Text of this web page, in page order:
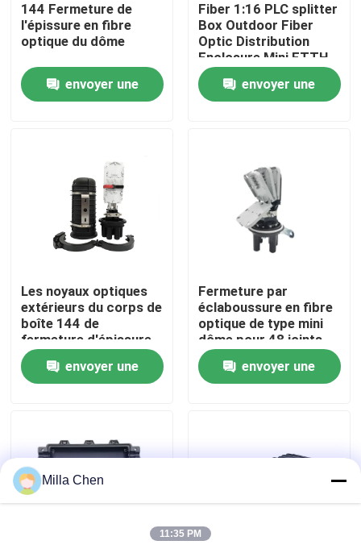
Maison
Au sujet de nous
Visite d'usine
Contrôle de qualité
Contactez-nous
Nouvelles
Demandez une citation
Box en fibre optique Résiliation
144 Fermeture de
l'épissure en fibre
optique du dôme
envoyer une
Fiber 1:16 PLC splitter
Box Outdoor Fiber
Optic Distribution
Enclosure Mini FTTH
Termination Box cajas
nap box IP65envoyer une
Les noyaux optiques
extérieurs du corps de
boîte 144 de
fermeture d'épissure
de fibre 5 ports pp
couvrent d'un dôme le
joint de
envoyer une
Fermeture par
éclaboussure en fibre
optique de type mini
dôme pour 48 joints
de câbles à fibre
envoyer une
Milla Chen
11:35 PM